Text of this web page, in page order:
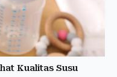
Kualitas Susu